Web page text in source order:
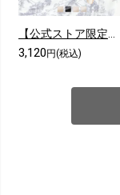
3,120 円(税込)